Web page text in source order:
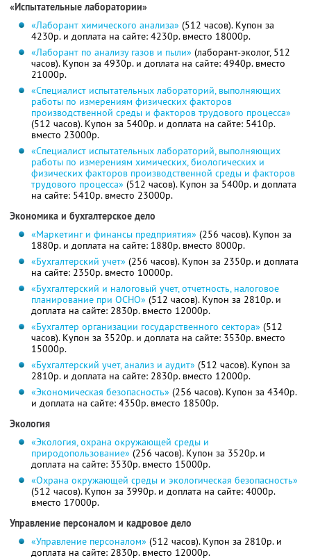
«Испытательные лаборатории»
«Лаборант химического анализа» (512 часов). Купон за
4230р. и доплата на сайте: 4230р. вместо 18000р.
«Лаборант по анализу газов и пыли» (лаборант-эколог, 512
часов). Купон за 4930р. и доплата на сайте: 4940р. вместо
21000р.
«Специалист испытательных лабораторий, выполняющих
работы по измерениям физических факторов
производственной среды и факторов трудового процесса»
(512 часов). Купон за 5400р. и доплата на сайте: 5410р.
вместо 23000р.
«Специалист испытательных лабораторий, выполняющих
работы по измерениям химических, биологических и
физических факторов производственной среды и факторов
трудового процесса» (512 часов). Купон за 5400р. и доплата
на сайте: 5410р. вместо 23000р.
Экономика и бухгалтерское дело
«Маркетинг и финансы предприятия» (256 часов). Купон за
1880р. и доплата на сайте: 1880р. вместо 8000р.
«Бухгалтерский учет» (256 часов). Купон за 2350р. и доплата
на сайте: 2350р. вместо 10000р.
«Бухгалтерский и налоговый учет, отчетность, налоговое
планирование при ОСНО» (512 часов). Купон за 2810р. и
доплата на сайте: 2830р. вместо 12000р.
«Бухгалтер организации государственного сектора» (512
часов). Купон за 3520р. и доплата на сайте: 3530р. вместо
15000р.
«Бухгалтерский учет, анализ и аудит» (512 часов). Купон за
2810р. и доплата на сайте: 2830р. вместо 12000р.
«Экономическая безопасность» (256 часов). Купон за 4340р.
и доплата на сайте: 4350р. вместо 18500р.
Экология
«Экология, охрана окружающей среды и
природопользование» (256 часов). Купон за 3520р. и
доплата на сайте: 3530р. вместо 15000р.
«Охрана окружающей среды и экологическая безопасность»
(512 часов). Купон за 3990р. и доплата на сайте: 4000р.
вместо 17000р.
Управление персоналом и кадровое дело
«Управление персоналом» (512 часов). Купон за 2810р. и
доплата на сайте: 2830р. вместо 12000р.